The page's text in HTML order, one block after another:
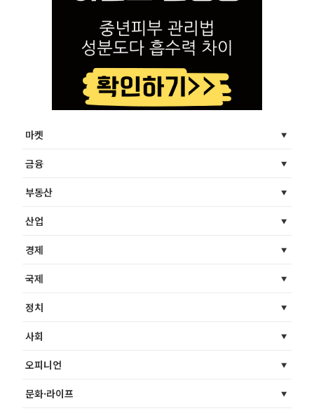
마켓
금융
부동산
산업
경제
국제
정치
사회
오피니언
문화·라이프